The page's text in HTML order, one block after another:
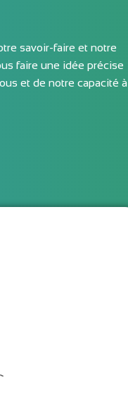
savoir-faire et notre
faire une idée précise
et de notre capacité à